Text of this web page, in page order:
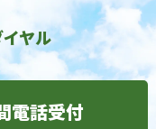
ヤル
電話受付